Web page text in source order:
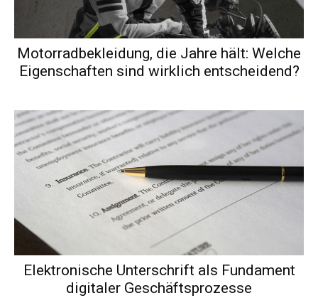
Motorradbekleidung, die Jahre hält: Welche
Eigenschaften sind wirklich entscheidend?
Elektronische Unterschrift als Fundament
digitaler Geschäftsprozesse